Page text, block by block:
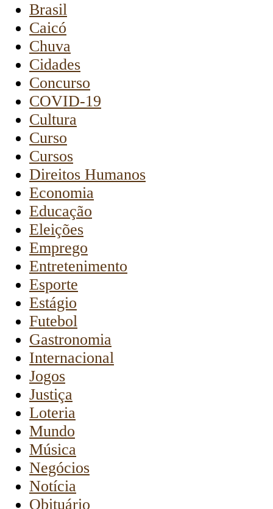
Brasil
Caicó
Chuva
Cidades
Concurso
COVID-19
Cultura
Curso
Cursos
Direitos Humanos
Economia
Educação
Eleições
Emprego
Entretenimento
Esporte
Estágio
Futebol
Gastronomia
Internacional
Jogos
Justiça
Loteria
Mundo
Música
Negócios
Notícia
Obituário